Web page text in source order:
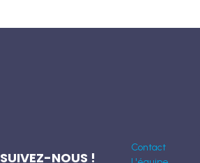
SUIVEZ-NOUS !
Contact